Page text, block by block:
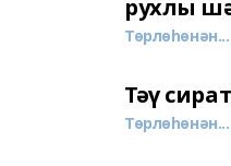
рухлы
Төрлөһөнән...
Тәү
Төрлөһөнән...